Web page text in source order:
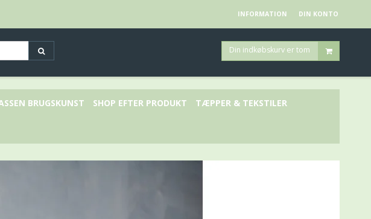
INFORMATION DIN KONTO
Din indkøbskurv er tom
BRUGSKUNST SHOP EFTER PRODUKT TÆPPER & TEKSTILER